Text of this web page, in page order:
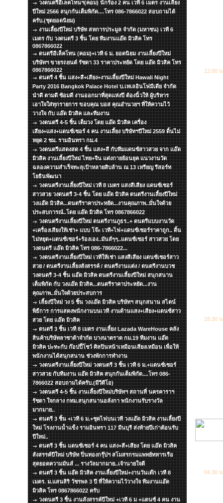
วงดนตรีอีเลคโทนฯ(คอม) นักร้อง 2 คน เวที 6 เมตร งานเลี้ยง
ปีใหม่ 2566 สนุกกันเต็มพิกัด....โทร 086-7866022 สอบถามได้
ครับ.(ชุดยอดนิยม)
งานเลี้ยงปีใหม่ บริษัท สหการประมูล จำกัด (มหาชน) เวที 6
เมตร กับ วงดนตรี 3 ชิ้น โดย ทีมงานแอ๊ด มิวสิค โทร
0867866022
ดนตรีอีเล็คโทน (คอม)+เวที 6 ม. ยอดนิยม งานเลี้ยงปีใหม่
บริษัทฯ ขายรถยนต์ รัชดา 33 ราคาประหยัด โดย แอ๊ด มิวสิค โทร
0867866022
ดนตรี 4 ชิ้น แสง+สี+เสียง+งานเลี้ยงปีใหม่ Hawali Night
Party 2016 Bangkok Palace Hotel บ.เทเลอินโฟมีเดีย จำกัด
นำดี ตามดี ซ้อมดี งานออกมาที่สุดแห่งปี ต้องนิ้วให้ ผู้บริหาร
เอาใจใส่ทุกรายการ ขอบคุณ บอส คุณอำนวยฯ ที่ให้ความไว้
วางใจ กับ แอ๊ด มิวสิค และทีมงาน
วงดนตรี 4-5 ชิ้น เต็มวง โดย แอ๊ด มิวสิค เครื่อง
เสียง+แสง+แดนซ์เซอร์ 4 คน งานเลี้ยง บริษัทฯปีใหม่ 2559 ดิ้นไม่
หยุด 2 ชม. รามอินทรา กม.4
วงดนตรีแสดงสด 4 ชิ้น แสง+สี กับทีมแดนซ์สาวสวย จาก แอ๊ด
มิวสิค งานเลี้ยงปีใหม่ ไทย+จีน แต่งกายย้อนยุค แนวงานวัด
ฉลองความสำเร็จทะลุเป้าหลายสิบล้าน ณ 13 เหรียญ รีสอร์ท
โยธินพัฒนา
วงดนตรีงานเลี้ยงปีใหม่ เวที 8 เมตร แสงสีเสียง แดนซ์เซอร์
สาวสวย วงดนตรี 3-4 ชิ้น โดย แอ๊ด มิวสิค ดนตรีงานเลี้ยงปีใหม่
วงแอ๊ด มิวสิค...ดนตรีราคาประหยัด...งานคุณภาพ..มั่นใจด้วย
ประสบการณ์..โดย แอ๊ด มิวสิค โทร 0867866022
วงดนตรีงานเลี้ยงปีใหม่ ดนตรีงานภูธร..+ ดนตรีแบบงานวัด
+เครื่องเสียงให้เช่า+ แบบ โจ๊ะ เวที+ไฟ+แดนซ์เซอร์ราคาถูก.. ดิ้น
ไม่หยุด+แดนซ์เซอร์+ร้องเอง..มันส์ๆๆ..แดนซ์เซอร์ สาวสวย โดย
วงดนตรี แอ๊ด มิวสิค โทร 086-7866022...
วงดนตรีงานเลี้ยงปีใหม่ เวทีให้เช่า แสงสีเสียง แดนซ์เซอร์สาว
สวย / ดนตรีงานเลี้ยงสังสรรค์ / ดนตรีงานแต่ง / ดนตรีงานบวช
วงดนตรี 3-4 ชิ้น แอ๊ด มิวสิค ดนตรีงานเลี้ยงปีใหม่ สนุกสนาน
เต็มพิกัด กับ วงแอ๊ด มิวสิค...ดนตรีราคาประหยัด...งาน
คุณภาพ..มั่นใจด้วยประสบการ
เลี้ยงปีใหม่ วง 5 ชิ้น วงแอ๊ด มิวสิค บริษัทฯ สนุกสนาน สไตน์
พิธีการ การแสดงพนักงานบนเวที งานด้านแสง+เสียง+แดนซ์สาว
สวย โดย แอ๊ด มิวสิค
ดนตรี 3 ชิ้น เวที 8 เมตร งานเลี้ยง Lazada WareHouse คลัง
สินค้าบริษัทลาซาด้าจำกัด บางนาตราด กม.19 ทีมงาน แอ๊ด
มิวสิค ปะทะกับ ก๊อปปี้โชว์ ศิลปินหน้าเหมือนเสียงเหมือน เพื่อให้
พนักงานได้สนุกสนาน ช่วงพักการทำงาน
วงดนตรีงานเลี้ยงปีใหม่ วงดนตรี 3 ชิ้น เวที 6 ม.+แดนซ์เซอร์
สาวสวย กับทีมงาน แอ๊ด มิวสิค สนุกกันเต็มพิกัด....โทร 086-
7866022 สอบถามได้ครับ.(มีวีดีโอ)
วงดนตรี 4-5 ชิ้น งานเลี้ยงปีใหม่บริษัทฯ สถานที่ นครคาราฯ
รัชดา ใจกลาง กทม.สนุกสนานอลังกา พนักงานรับรางวัล
มากมาย..
ดนตรี 3 ชิ้น +เวที 6 ม.+ชุดไฟบนเวที วงแอ๊ด มิวสิค งานเลี้ยงปี
ใหม่ โรงงานน้ำแข็ง รามอินทรา 117 มีนบุรี ส่งท้ายปีเก่าต้อนรับ
ปีใหม่..
ดนตรี 3 ชิ้น แดนซ์เซอร์ 4 คน แสง+สี+เสียง โดย แอ๊ด มิวสิค
สังสรรค์ปีใหม่ บริษัท ปิ่นทองกรุ๊ปฯ สโมสรกรมแพทย์ทหารเรือ
สุดยอดความมันส์ ... รางวัลมากมาย..เจ้านายใจดี
ดนตรี 3 ชิ้น แอ๊ด มิวสิค งานเลี้ยงปีใหม่+งานวันเด๊ก เวที 8
เมตร. ม.แสนสิริ วัชรพล 3 ปี ที่ให้ความไว้วางใจ ทีมงานแอ๊ด
มิวสิค โทร 0867866022 ครับ
วงดนตรี 3 ชิ้น งานสังสรรค์ปีใหม่ +เวที 6 ม +แดนซ์ 4 คน งาน
12.00
18.30
04.30